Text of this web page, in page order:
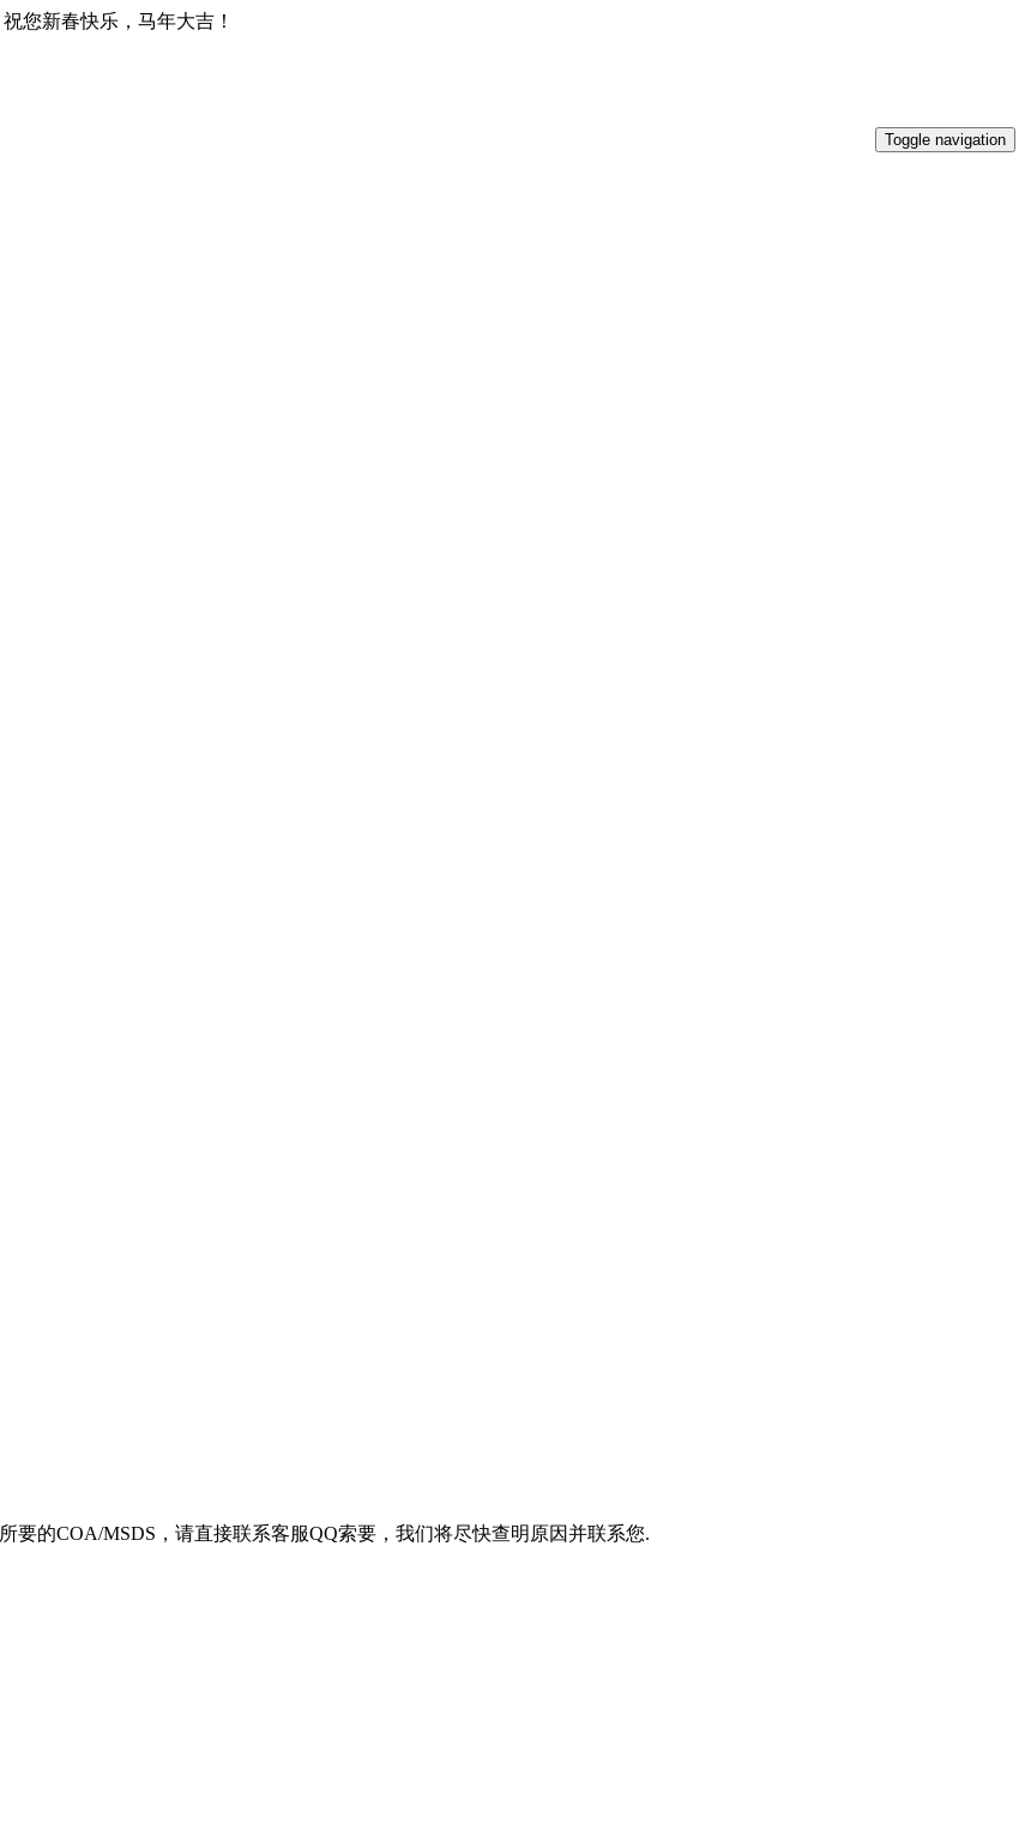
您新春快乐，马年大吉！
Toggle navigation
的COA/MSDS，请直接联系客服QQ索要，我们将尽快查明原因并联系您.